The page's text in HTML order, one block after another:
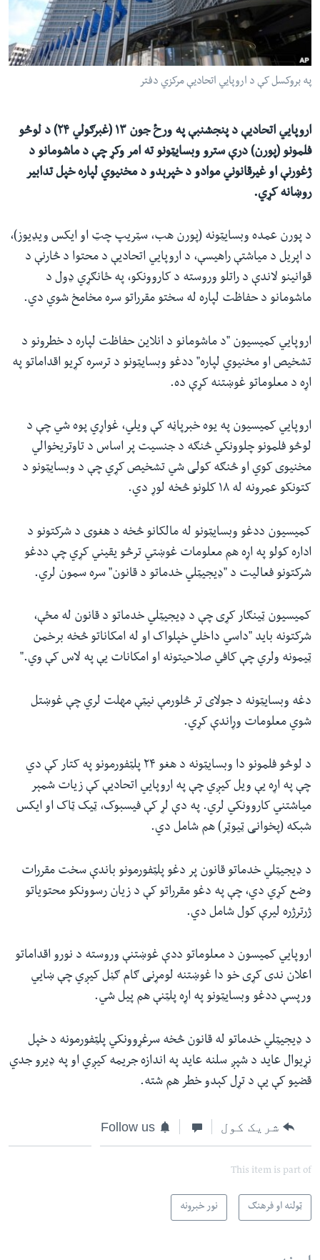
لټون
ځای
ته
له مونږ سره په تماس کې پاتې شئ
په بروکسل کې د اروپايي اتحادیې مرکزي دفتر
اروپايي اتحادیې د پنجشنبې په ورځ جون ۱۳ (غبرګولي ۲۴) د لوڅو
فلمونو (پورن) درې سترو وبسایټونو ته امر وکړ چې د ماشومانو د
ژغورنې او غیرقانوني موادو د خپرېدو د مخنيوي لپاره خپل تدابیر
روښانه کړي.
د پورن عمده وبسایټونه (پورن هب، سټریپ چټ او ایکس ویډیوز)،
د اپریل د میاشتې راهیسې، د اروپايي اتحادیې د محتوا د څارنې د
قوانینو لاندې د راتلو وروسته د کاروونکو، په ځانګړي ډول د
ماشومانو د حفاظت لپاره له سختو مقرراتو سره مخامخ شوي دي.
اروپايي کمیسیون "د ماشومانو د انلاین حفاظت لپاره د خطرونو د
تشخیص او مخنیوي لپاره" ددغو وبسایټونو د ترسره کړیو اقداماتو په
اړه د معلوماتو غوښتنه کړې ده.
اروپايي کمیسیون په یوه خبرپاڼه کې ویلي، غواړي پوه شي چې د
لوڅو فلمونو چلوونکي څنګه د جنسیت پر اساس د تاوتریخوالي
مخنیوی کوي او څنګه کولی شي تشخیص کړي چې د وبسایټونو د
کتونکو عمرونه له ۱۸ کلونو څخه لوړ دي.
کمیسیون ددغو وبسایټونو له مالکانو څخه د هغوی د شرکتونو د
اداره کولو په اړه هم معلومات غوښتي ترڅو یقیني کړي چې ددغو
شرکتونو فعالیت د "ډیجیټلي خدماتو د قانون" سره سمون لري.
کمیسیون ټینګار کړی چې د ډیجیټلي خدماتو د قانون له مځې،
شرکتونه باید "داسي داخلي خپلواک او له امکاناتو څخه برخمن
ټیمونه ولري چې کافي صلاحیتونه او امکانات یې په لاس کې وي."
دغه وبسایټونه د جولای تر څلورمې نیټې مهلت لري چې غوښتل
شوي معلومات وړاندې کړي.
د لوڅو فلمونو دا وبسایټونه د هغو ۲۴ پلټفورمونو په کتار کې دي
چې په اړه یې ویل کیږي چې په اروپايي اتحادیې کې زیات شمېر
میاشتني کاروونکي لري. په دې لړ کې فیسبوک، ټیک ټاک او ایکس
شبکه (پخوانی ټیوټر) هم شامل دي.
د ډیجیټلي خدماتو قانون پر دغو پلټفورمونو باندې سخت مقررات
وضع کړي دي، چې په دغو مقرراتو کې د زیان رسوونکو محتویاتو
ژرترژره لیرې کول شامل دي.
اروپايي کمیسون د معلوماتو ددې غوښتنې وروسته د نورو اقداماتو
اعلان ندی کړی خو دا غوښتنه لومړنی ګام ګڼل کیږي چې ښايي
ورپسې ددغو وبسایټونو په اړه پلټنې هم پیل شي.
د ډیجیټلي خدماتو له قانون څخه سرغړوونکي پلټفورمونه د خپل
نړیوال عاید د شپږ سلنه عاید په اندازه جریمه کیږي او په ډیرو جدي
قضیو کې یې د تړل کېدو خطر هم شته.
شریک کول Follow us
This item is part of
ټولنه او فرهنګ نور خبرونه